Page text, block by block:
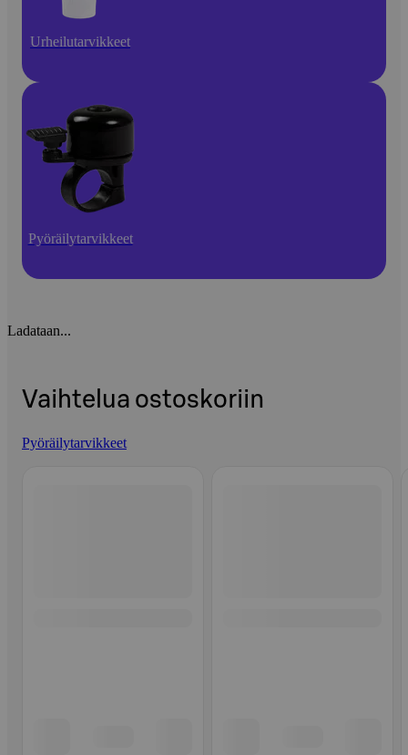
Urheilutarvikkeet
Pyöräilytarvikkeet
Ladataan...
Vaihtelua ostoskoriin
Pyöräilytarvikkeet